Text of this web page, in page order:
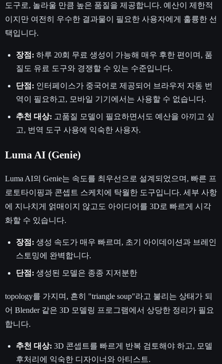
도구로, 놀라울 만큼 높은 품질을 제공합니다. 예산이 제한적
이지만 여전히 우수한 결과물이 필요한 사용자에게 훌륭한 선
택입니다.
장점: 하루 20회 무료 생성이 가능해 매우 후한 편이며, 품
질도 유료 도구와 경쟁할 수 있는 수준입니다.
단점: 인터페이스가 중국어로 제공되어 브라우저 자동 번
역이 필요하고, 모바일 기기에서는 사용할 수 없습니다.
추천 대상: 고품질 모델이 필요하면서도 예산을 아끼고 싶
고, 번역 도구 사용에 익숙한 사용자.
Luma AI (Genie)
Luma AI의 Genie는 속도를 최우선으로 설계되었으며, 빠른 프
로토타이핑과 콘셉트 스케치에 탁월한 도구입니다. 세부 사항
에 지나치게 얽매이지 않고도 아이디어를 3D로 빠르게 시각
화할 수 있습니다.
장점: 생성 속도가 매우 빠르며, 초기 아이데이션과 브레인
스토밍에 완벽합니다.
단점: 생성된 모델은 종종 지저분한
topology를 가지며, 흔히 "triangle soup"라고 불리는 상태가 되
어 Blender 같은 3D 모델링 프로그램에서 상당한 정리가 필요
합니다.
추천 대상: 3D 콘셉트를 빠르게 반복 검토해야 하고, 모델
후처리에 익숙한 디자이너와 아티스트.